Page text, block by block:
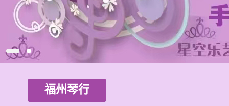
福州琴行